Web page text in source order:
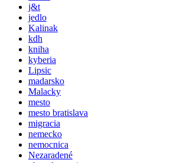
j&t
jedlo
Kalinak
kdh
kniha
kyberia
Lipsic
madarsko
Malacky
mesto
mesto bratislava
migracia
nemecko
nemocnica
Nezaradené